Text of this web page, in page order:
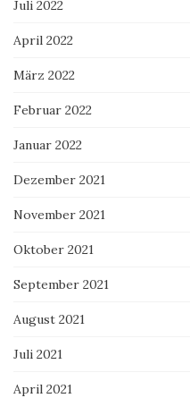
Juli 2022
April 2022
März 2022
Februar 2022
Januar 2022
Dezember 2021
November 2021
Oktober 2021
September 2021
August 2021
Juli 2021
April 2021